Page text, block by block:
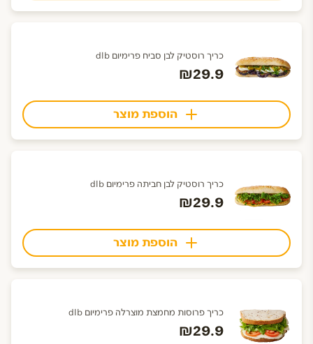
כריך רוסטיק לבן סביח פרימיום dlb
₪29.9
הוספת מוצר
כריך רוסטיק לבן חביתה פרימיום dlb
₪29.9
הוספת מוצר
כריך פרוסות מחמצת מוצרלה פרימיום dlb
₪29.9